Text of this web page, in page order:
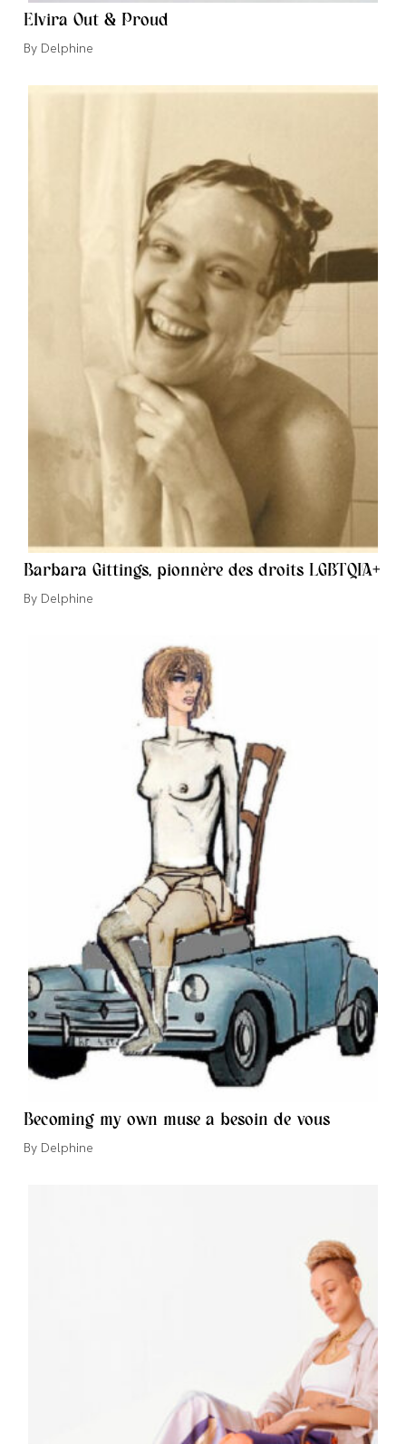
Elvira Out & Proud
Auteur/autrice
la
Delphine
Barbara Gittings, pionnère des droits LGBTQIA+
Auteur/autrice
Delphine
Becoming my own muse a besoin de vous
Auteur/autrice
Delphine